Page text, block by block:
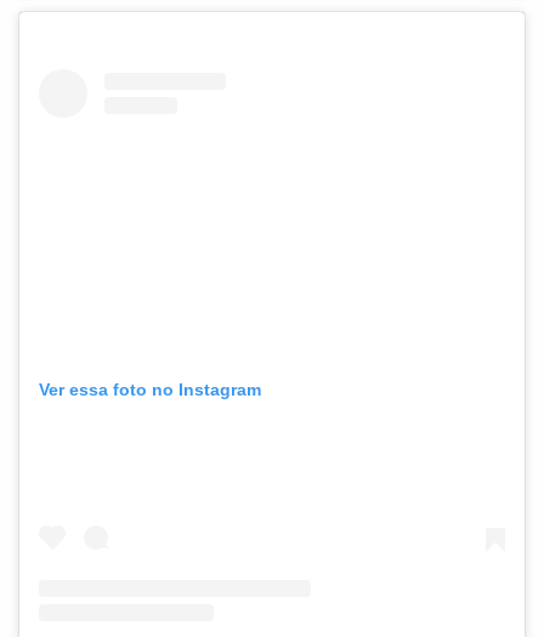
Ver essa foto no Instagram